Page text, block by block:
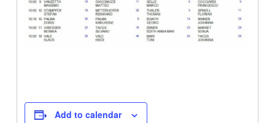
Add to calendar